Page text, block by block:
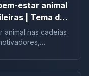
estar animal
| Tema de
animal nas cadeias